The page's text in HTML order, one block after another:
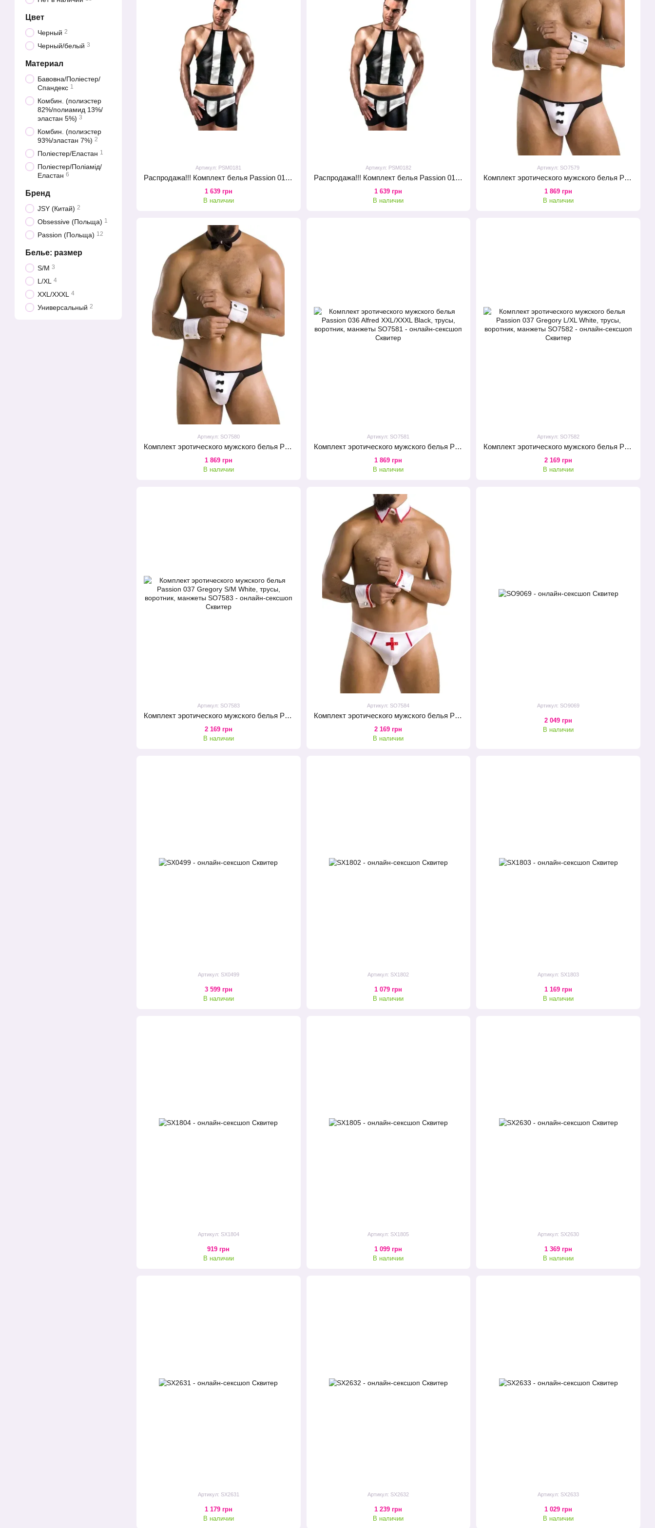
Артикул: PSM0181
Распродажа!!! Комплект белья Passion 018 SET L/XL, черные шортики и топик с белыми элементами
1 639 грн
В наличии
Артикул: PSM0182
Распродажа!!! Комплект белья Passion 018 SET S/M, черные шортики и топик с белыми элементами
1 639 грн
В наличии
Артикул: SO7579
Комплект эротического мужского белья Passion 036 Alfred L/XL Black, трусы, воротник, манжеты
1 869 грн
В наличии
Артикул: SO7580
Комплект эротического мужского белья Passion 036 Alfred S/M Black, трусы, воротник, манжеты
1 869 грн
В наличии
Артикул: SO7581
Комплект эротического мужского белья Passion 036 Alfred XXL/XXXL Black, трусы, воротник, манжеты
1 869 грн
В наличии
Артикул: SO7582
Комплект эротического мужского белья Passion 037 Gregory L/XL White, трусы, воротник, манжеты
2 169 грн
В наличии
Артикул: SO7583
Комплект эротического мужского белья Passion 037 Gregory S/M White, трусы, воротник, манжеты
2 169 грн
В наличии
Артикул: SO7584
Комплект эротического мужского белья Passion 037 Gregory XXL/XXXL White, трусы, воротник, манжеты
2 169 грн
В наличии
Артикул: SO9069
2 049 грн
В наличии
Артикул: SX0499
3 599 грн
В наличии
Артикул: SX1802
1 079 грн
В наличии
Артикул: SX1803
1 169 грн
В наличии
Артикул: SX1804
919 грн
В наличии
Артикул: SX1805
1 099 грн
В наличии
Артикул: SX2630
1 369 грн
В наличии
Артикул: SX2631
1 179 грн
В наличии
Артикул: SX2632
1 239 грн
В наличии
Артикул: SX2633
1 029 грн
В наличии
Цвет
Черный 2
Черный/белый 3
Материал
Бавовна/Поліестер/
Спандекс 1
Комбин. (полиэстер
82%/полиамид 13%/
эластан 5%) 3
Комбин. (полиэстер
93%/эластан 7%) 2
Поліестер/Еластан 1
Поліестер/Поліамід/
Еластан 6
Бренд
JSY (Китай) 2
Obsessive (Польща) 1
Passion (Польща) 12
Белье: размер
S/M 3
L/XL 4
XXL/XXXL 4
Универсальный 2